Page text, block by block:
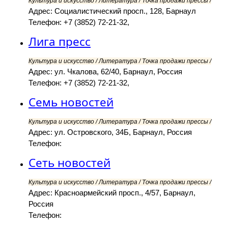
Адрес: Социалистический просп., 128, Барнаул
Телефон: +7 (3852) 72-21-32,
Лига пресс
Культура и искусство / Литература / Точка продажи прессы /
Адрес: ул. Чкалова, 62/40, Барнаул, Россия
Телефон: +7 (3852) 72-21-32,
Семь новостей
Культура и искусство / Литература / Точка продажи прессы /
Адрес: ул. Островского, 34Б, Барнаул, Россия
Телефон:
Сеть новостей
Культура и искусство / Литература / Точка продажи прессы /
Адрес: Красноармейский просп., 4/57, Барнаул,
Россия
Телефон: